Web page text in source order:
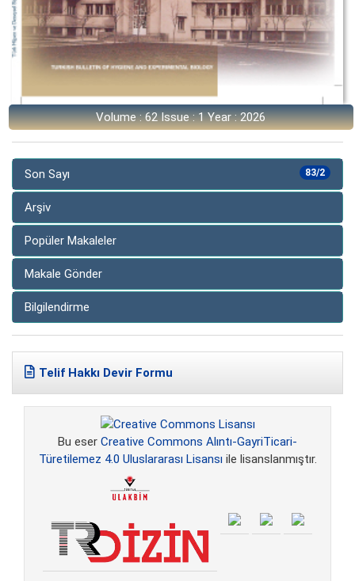
Volume : 62 Issue : 1 Year : 2026
83/2
Son Sayı
Arşiv
Popüler Makaleler
Makale Gönder
Bilgilendirme
Telif Hakkı Devir Formu
Bu eser Creative Commons Alıntı-GayriTicari-
Türetilemez 4.0 Uluslararası Lisansı ile lisanslanmıştır.